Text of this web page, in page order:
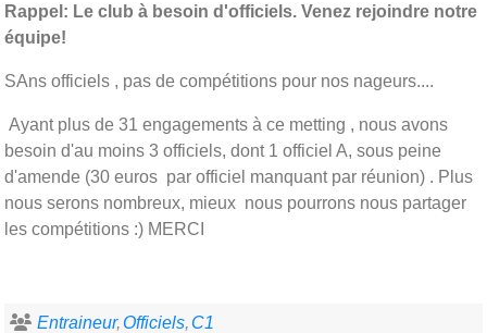
Rappel: Le club à besoin d'officiels. Venez rejoindre notre
équipe!
SAns officiels , pas de compétitions pour nos nageurs....
Ayant plus de 31 engagements à ce metting , nous avons
besoin d'au moins 3 officiels, dont 1 officiel A, sous peine
d'amende (30 euros par officiel manquant par réunion) . Plus
nous serons nombreux, mieux nous pourrons nous partager
les compétitions :) MERCI
Entraineur Officiels C1